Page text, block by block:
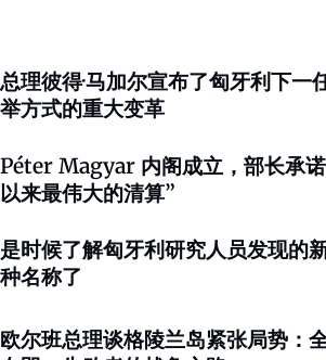
总理彼得·马加尔宣布了匈牙利下一
举方式的重大变革
Péter Magyar 内阁成立，部长承
以来最伟大的清算”
是时候了解匈牙利研究人员发现的
种名称了
欧尔班总理谈格陵兰岛紧张局势：